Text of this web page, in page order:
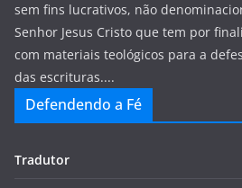
sem fins lucrativos, não
Senhor Jesus Cristo que tem por
com materiais teológicos para a
das escrituras....
Defendendo a Fé
Tradutor